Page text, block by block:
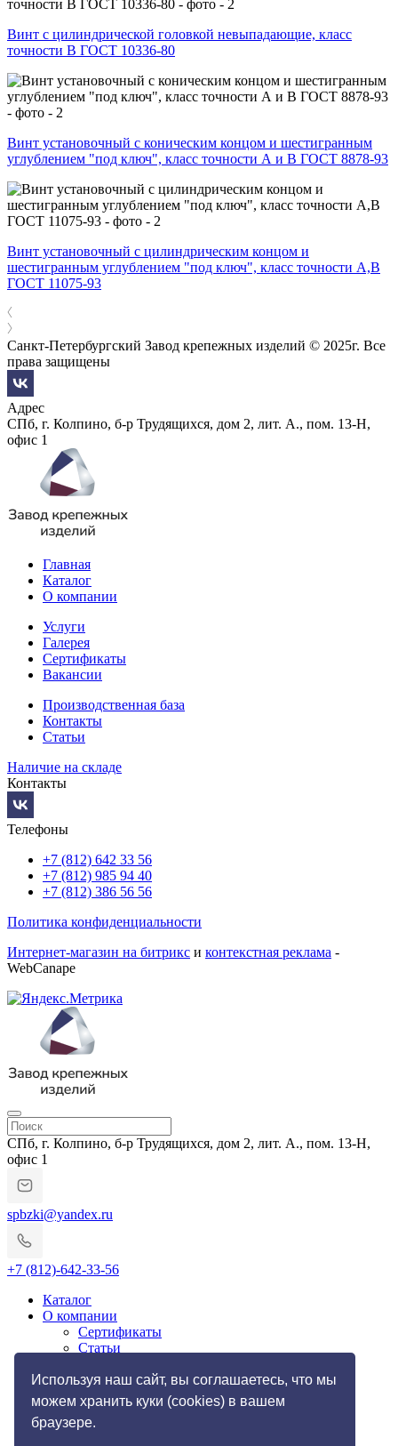
Используя наш сайт, вы соглашаетесь, что мы
можем хранить куки (cookies) в вашем
браузере.
Винт с цилиндрической головкой невыпадающие, класс
точности В ГОСТ 10336-80
Винт установочный с коническим концом и шестигранным
углублением "под ключ", класс точности А и В ГОСТ 8878-93
Винт установочный с цилиндрическим концом и
шестигранным углублением "под ключ", класс точности А,В
ГОСТ 11075-93
Санкт-Петербургский Завод крепежных изделий © 2025г. Все
права защищены
Адрес
СПб, г. Колпино, б-р Трудящихся, дом 2, лит. А., пом. 13-Н,
офис 1
Главная
Каталог
О компании
Услуги
Галерея
Сертификаты
Вакансии
Производственная база
Контакты
Статьи
Наличие на складе
Контакты
Телефоны
+7 (812) 642 33 56
+7 (812) 985 94 40
+7 (812) 386 56 56
Политика конфиденциальности
Интернет-магазин на битрикс и контекстная реклама -
WebCanape
СПб, г. Колпино, б-р Трудящихся, дом 2, лит. А., пом. 13-Н,
офис 1
spbzki@yandex.ru
+7 (812)-642-33-56
Каталог
О компании
Сертификаты
Статьи
Импортозамещение
Услуги
Резьбонакатные работы
Токарные работы по металлу